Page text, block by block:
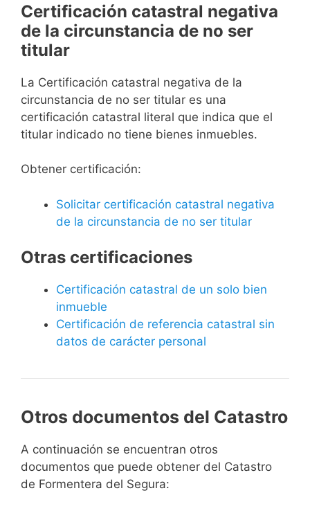
Certificación catastral negativa
de la circunstancia de no ser
titular
La Certificación catastral negativa de la
circunstancia de no ser titular es una
certificación catastral literal que indica que el
titular indicado no tiene bienes inmuebles.
Obtener certificación:
Solicitar certificación catastral negativa
de la circunstancia de no ser titular
Otras certificaciones
Certificación catastral de un solo bien
inmueble
Certificación de referencia catastral sin
datos de carácter personal
Otros documentos del Catastro
A continuación se encuentran otros
documentos que puede obtener del Catastro
de Formentera del Segura: